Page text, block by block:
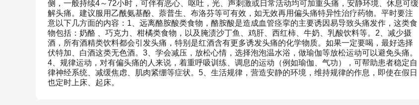
侧，一般持续4～72小时，可伴有恶心、呕吐，光、声刺激或日常活动均可加重头痛，安静环境、休息可缓
解头痛。建议服用乙酰氨基酚、萘普生、布洛芬等可有效，如无效再用偏头痛特异性治疗药物。平时要注
意以下几方面的内容：1、远离酪胺酸类食物，酪胺酸是造成血管痉挛的主要诱因易导致头痛发作，这类食
物包括：奶酪 、巧克力、柑橘类食物，以及腌渍沙丁鱼、鸡肝、西红柿、牛奶、乳酸饮料等。2、减少摄
酒，所有酒精类饮料都会引发头痛，特别是红酒含有更多诱发头痛的化学物质。如果一定要喝，最好选择
伏特加、白酒这类无色酒。3、学会减压，放松心情，选择泡泡温水浴，做瑜伽等放松运动可以避免头痛。
4、规律运动，对有偏头痛的人来说，着重呼吸训练、调息的运动（例如瑜伽、气功），可帮助患者稳定自
律神经系统、减缓焦虑、肌肉紧绷等症状。5、生活规律，营造安静的环境，维持规律的作息，即使在假日
也定时上床、起床。